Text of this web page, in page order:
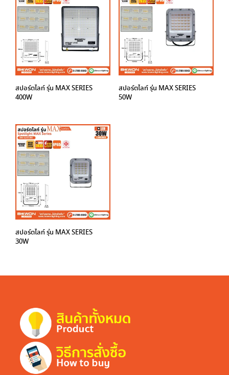
สปอร์ตไลท์ รุ่น MAX SERIES
400W
สปอร์ตไลท์ รุ่น MAX SERIES
50W
สปอร์ตไลท์ รุ่น MAX SERIES
30W